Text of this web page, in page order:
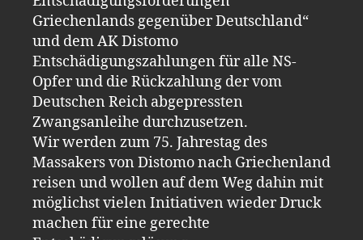
Griechenlands gegenüber Deutschland“
und dem AK Distomo
Entschädigungszahlungen für alle NS-
Opfer und die Rückzahlung der vom
Deutschen Reich abgepressten
Zwangsanleihe durchzusetzen.
Wir werden zum 75. Jahrestag des
Massakers von Distomo nach Griechenland
reisen und wollen auf dem Weg dahin mit
möglichst vielen Initiativen wieder Druck
machen für eine gerechte